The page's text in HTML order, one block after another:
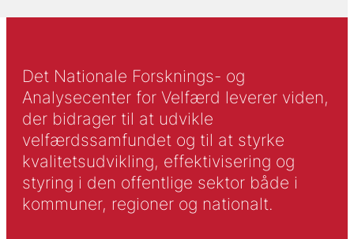
Det Nationale Forsknings- og
Analysecenter for Velfærd leverer viden,
der bidrager til at udvikle
velfærdssamfundet og til at styrke
kvalitetsudvikling, effektivisering og
styring i den offentlige sektor både i
kommuner, regioner og nationalt.